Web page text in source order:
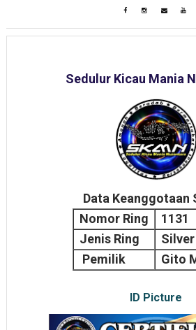
Sedulur Kicau Mania
Data Keanggotaan
Nomor Ring
1131
Jenis Ring
Silver
Pemilik
Gito
ID Picture